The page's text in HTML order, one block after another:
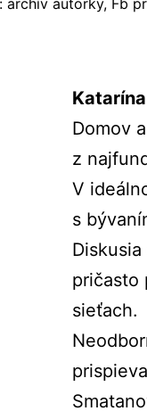
archív autorky, Fb
Domov
z
V
s
pričasto
sieťach.